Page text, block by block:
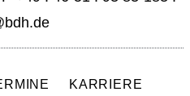
KARRIERE